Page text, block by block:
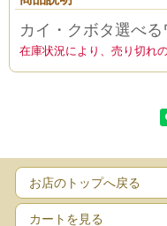
カイ・クボタ選べ
在庫状況により、売り切れ
お店のトップへ戻る
カートを見る